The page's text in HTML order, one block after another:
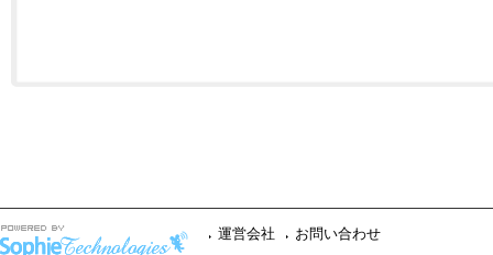
運営会社 お問い合わせ